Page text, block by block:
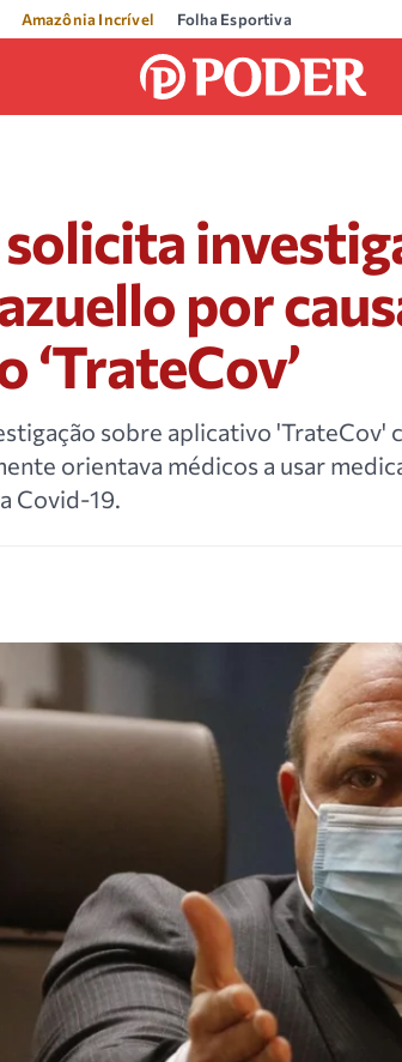
Amazônia Incrível Folha Esportiva
por
‘TrateCov’
sobre aplicativo 'TrateCov'
orientava médicos a usar
Covid-19.